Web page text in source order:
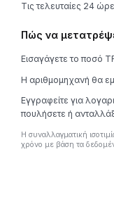
Τις τελευταίες 24
Πώς να
Εισαγάγετε το ποσό
Η αριθμομηχανή θα
Εγγραφείτε για
πουλήσετε ή
Η συναλλαγματική
χρόνο με βάση τα